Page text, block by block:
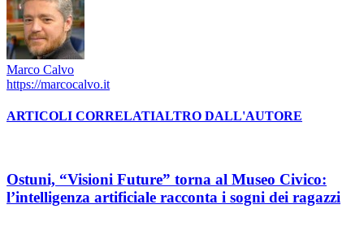
Marco Calvo
https://marcocalvo.it
ARTICOLI CORRELATIALTRO DALL'AUTORE
Ostuni, “Visioni Future” torna al Museo Civico:
l’intelligenza artificiale racconta i sogni dei ragazzi